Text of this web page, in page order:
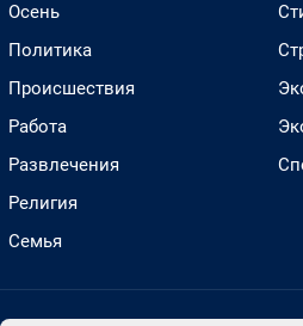
Осень
Политика
Происшествия
Работа
Развлечения
Религия
Семья